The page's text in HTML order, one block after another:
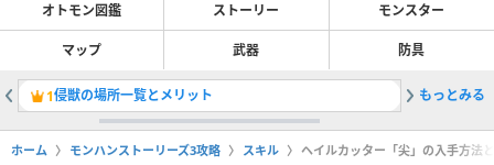
オトモン図鑑 ストーリー モンスター
マップ 武器 防具
1侵獣の場所一覧とメリット 2天眼タ
もっとみる
ホーム モンハンストーリーズ3攻略 スキル ヘイルカッター「尖」の入手方法